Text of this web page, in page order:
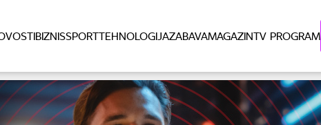
BIZNISSPORTTEHNOLOGIJAZABAVAMAGAZINTV PROGRAM